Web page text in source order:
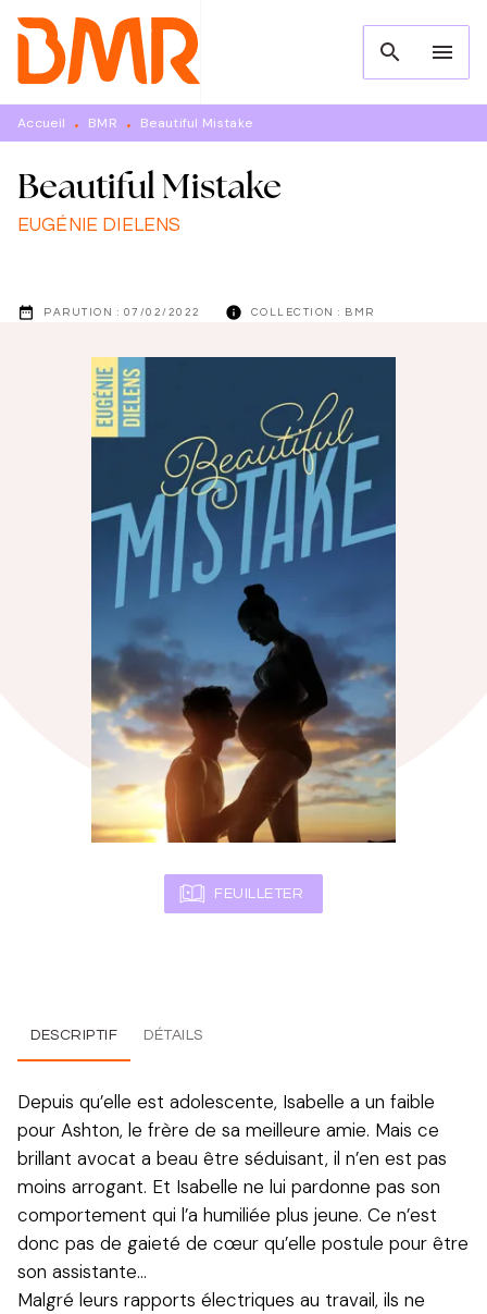
MENU RECHERCHE
PIED DE PAGE
search menu
Accueil • BMR • Beautiful Mistake
Beautiful Mistake
EUGÉNIE DIELENS
date_range PARUTION : 07/02/2022 info COLLECTION : BMR
FEUILLETER
DESCRIPTIF DÉTAILS
Depuis qu’elle est adolescente, Isabelle a un faible
pour Ashton, le frère de sa meilleure amie. Mais ce
brillant avocat a beau être séduisant, il n’en est pas
moins arrogant. Et Isabelle ne lui pardonne pas son
comportement qui l’a humiliée plus jeune. Ce n’est
donc pas de gaieté de cœur qu’elle postule pour être
son assistante…
Malgré leurs rapports électriques au travail, ils ne